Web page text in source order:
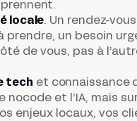
locale. Un rendez-
prendre, un besoin
de vous, pas à
tech et connaissance
nocode et l’IA, mais
enjeux locaux, vos